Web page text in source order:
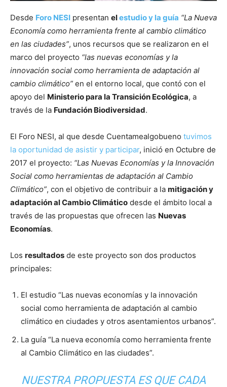
Desde Foro NESI presentan elestudio y la guía “La Nueva
Economía como herramienta frente al cambio climático
en las ciudades”, unos recursos que se realizaron en el
marco del proyecto “las nuevas economías y la
innovación social como herramienta de adaptación al
cambio climático” en el entorno local, que contó con el
apoyo del Ministerio para la Transición Ecológica, a
través de la Fundación Biodiversidad.
El Foro NESI, al que desde Cuentamealgobueno tuvimos
la oportunidad de asistir y participar, inició en Octubre de
2017 el proyecto: “Las Nuevas Economías y la Innovación
Social como herramientas de adaptación al Cambio
Climático”, con el objetivo de contribuir a la mitigación y
adaptación al Cambio Climático desde el ámbito local a
través de las propuestas que ofrecen las Nuevas
Economías.
Los resultados de este proyecto son dos productos
principales:
El estudio “Las nuevas economías y la innovación
social como herramienta de adaptación al cambio
climático en ciudades y otros asentamientos urbanos”.
La guía “La nueva economía como herramienta frente
al Cambio Climático en las ciudades”.
NUESTRA PROPUESTA ES QUE CADA